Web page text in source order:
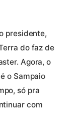
presidente,
do faz de
Agora, o
o Sampaio
só pra
com